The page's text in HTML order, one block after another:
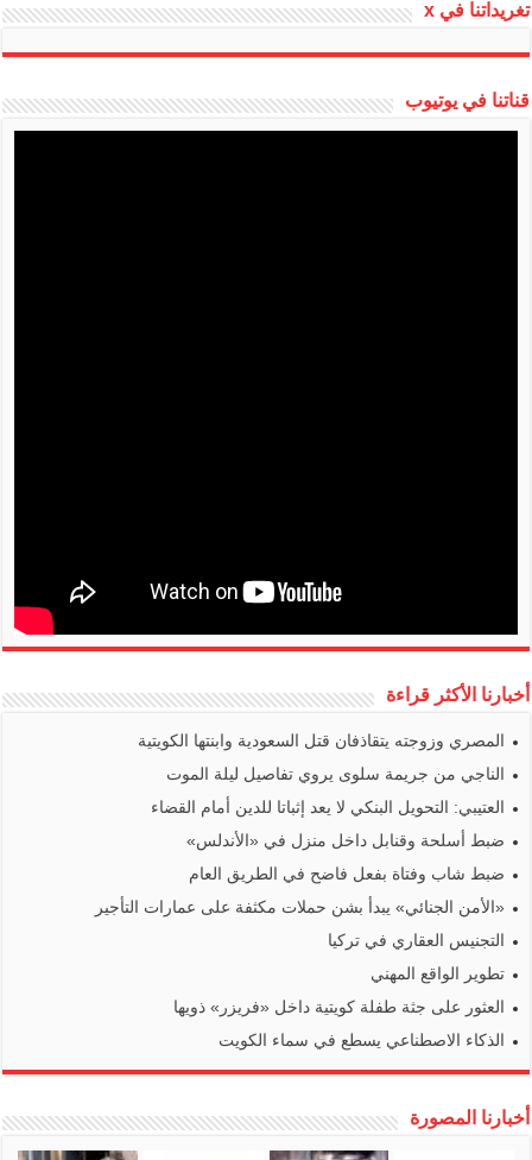
تغريداتنا في x
قناتنا في يوتيوب
أخبارنا الأكثر قراءة
المصري وزوجته يتقاذفان قتل السعودية وابنتها الكويتية
الناجي من جريمة سلوى يروي تفاصيل ليلة الموت
العتيبي: التحويل البنكي لا يعد إثباتا للدين أمام القضاء
ضبط أسلحة وقنابل داخل منزل في «الأندلس»
ضبط شاب وفتاة بفعل فاضح في الطريق العام
«الأمن الجنائي» يبدأ بشن حملات مكثفة على عمارات التأجير
التجنيس العقاري في تركيا
تطوير الواقع المهني
العثور على جثة طفلة كويتية داخل «فريزر» ذويها
الذكاء الاصطناعي يسطع في سماء الكويت
أخبارنا المصورة